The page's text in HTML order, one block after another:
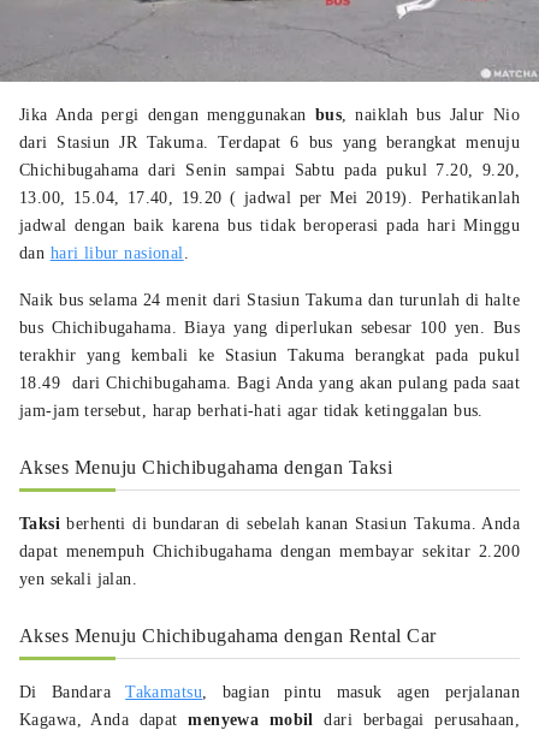
Jika Anda pergi dengan menggunakan bus, naiklah bus Jalur Nio
dari Stasiun JR Takuma. Terdapat 6 bus yang berangkat menuju
Chichibugahama dari Senin sampai Sabtu pada pukul 7.20, 9.20,
13.00, 15.04, 17.40, 19.20 ( jadwal per Mei 2019). Perhatikanlah
jadwal dengan baik karena bus tidak beroperasi pada hari Minggu
dan hari libur nasional
Naik bus selama 24 menit dari Stasiun Takuma dan turunlah di halte
bus Chichibugahama. Biaya yang diperlukan sebesar 100 yen. Bus
terakhir yang kembali ke Stasiun Takuma berangkat pada pukul
18.49 dari Chichibugahama. Bagi Anda yang akan pulang pada saat
jam-jam tersebut, harap berhati-hati agar tidak ketinggalan bus.
Akses Menuju Chichibugahama dengan Taksi
Taksi berhenti di bundaran di sebelah kanan Stasiun Takuma. Anda
dapat menempuh Chichibugahama dengan membayar sekitar 2.200
yen sekali jalan.
Akses Menuju Chichibugahama dengan Rental Car
Di BandaraTakamatsu , bagian pintu masuk agen perjalanan
Kagawa, Anda dapatmenyewa mobil
dari berbagai perusahaan,